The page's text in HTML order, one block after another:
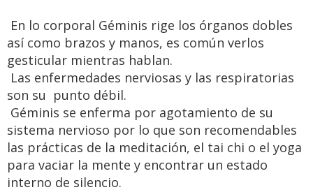
En lo corporal Géminis rige los órganos dobles
así como brazos y manos, es común verlos
gesticular mientras hablan.
Las enfermedades nerviosas y las respiratorias
son su punto débil.
Géminis se enferma por agotamiento de su
sistema nervioso por lo que son recomendables
las prácticas de la meditación, el tai chi o el yoga
para vaciar la mente y encontrar un estado
interno de silencio.